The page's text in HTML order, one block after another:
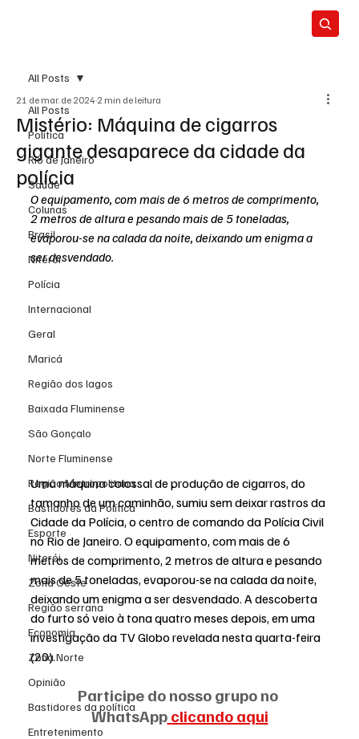
All Posts
Política
Rio de Janeiro
Saúde
Colunas
Brasil
Niterói
Polícia
Internacional
Geral
Maricá
Região dos lagos
Baixada Fluminense
São Gonçalo
Norte Fluminense
Região Metropolitana
Bastidores da Política
Esporte
Niterói
Zona Oeste
Região serrana
Economia
Zona Norte
Opinião
Bastidores da política
Entretenimento
All Posts
Mistério: Máquina de cigarros
gigante desaparece da cidade da
polícia
21 de mar. de 2024 2 min de leitura
O equipamento, com mais de 6 metros de comprimento,
2 metros de altura e pesando mais de 5 toneladas,
evaporou-se na calada da noite, deixando um enigma a
ser desvendado.
Uma máquina colossal de produção de cigarros, do
tamanho de um caminhão, sumiu sem deixar rastros da
Cidade da Polícia, o centro de comando da Polícia Civil
no Rio de Janeiro. O equipamento, com mais de 6
metros de comprimento, 2 metros de altura e pesando
mais de 5 toneladas, evaporou-se na calada da noite,
deixando um enigma a ser desvendado. A descoberta
do furto só veio à tona quatro meses depois, em uma
investigação da TV Globo revelada nesta quarta-feira
(20).
Participe do nosso grupo no
WhatsApp clicando aqui